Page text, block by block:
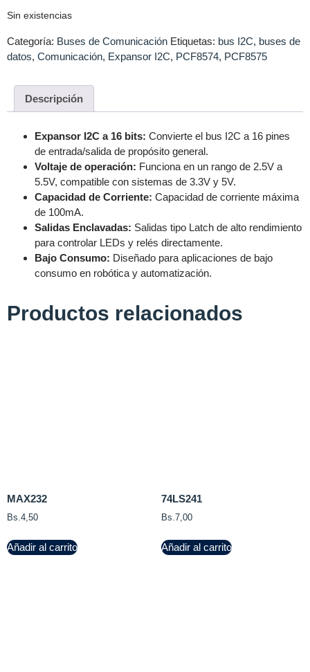
Sin existencias
Categoría: Buses de Comunicación Etiquetas: bus I2C, buses de
datos, Comunicación, Expansor I2C, PCF8574, PCF8575
Descripción
Expansor I2C a 16 bits: Convierte el bus I2C a 16 pines
de entrada/salida de propósito general.
Voltaje de operación: Funciona en un rango de 2.5V a
5.5V, compatible con sistemas de 3.3V y 5V.
Capacidad de Corriente: Capacidad de corriente máxima
de 100mA.
Salidas Enclavadas: Salidas tipo Latch de alto rendimiento
para controlar LEDs y relés directamente.
Bajo Consumo: Diseñado para aplicaciones de bajo
consumo en robótica y automatización.
Productos relacionados
MAX232
Bs. 4,50
Añadir al carrito
74LS241
Bs. 7,00
Añadir al carrito